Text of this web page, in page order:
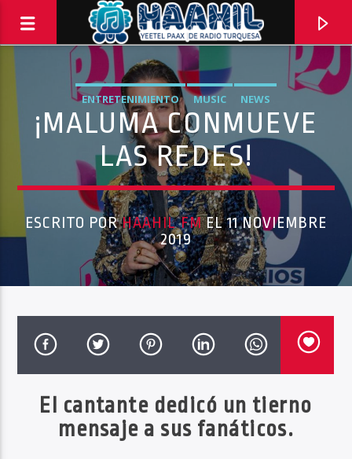
9:00 AM 10:00 AM
Haahil FM
ENTRETENIMIENTO MUSIC NEWS
¡MALUMA CONMUEVE
LAS REDES!
ESCRITO PORHAAHIL FMEL 11 NOVIEMBRE
2019
El cantante dedicó un tierno
mensaje a sus fanáticos.